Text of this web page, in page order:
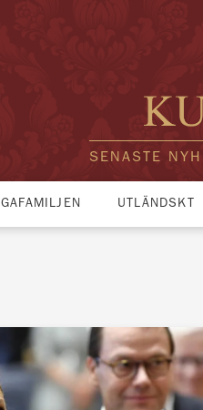
SENASTE
UTLÄNDSKT